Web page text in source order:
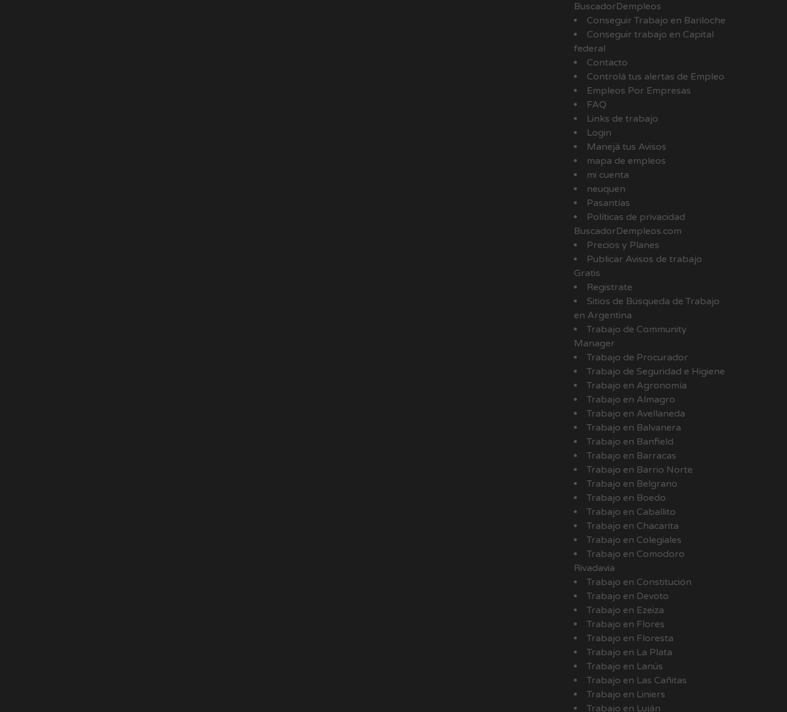
BuscadorDempleos
Conseguir Trabajo en Bariloche
Conseguir trabajo en Capital
federal
Contacto
Controlá tus alertas de Empleo
Empleos Por Empresas
FAQ
Links de trabajo
Login
Manejá tus Avisos
mapa de empleos
mi cuenta
neuquen
Pasantías
Políticas de privacidad
BuscadorDempleos.com
Precios y Planes
Publicar Avisos de trabajo
Gratis
Registrate
Sitios de Búsqueda de Trabajo
en Argentina
Trabajo de Community
Manager
Trabajo de Procurador
Trabajo de Seguridad e Higiene
Trabajo en Agronomía
Trabajo en Almagro
Trabajo en Avellaneda
Trabajo en Balvanera
Trabajo en Banfield
Trabajo en Barracas
Trabajo en Barrio Norte
Trabajo en Belgrano
Trabajo en Boedo
Trabajo en Caballito
Trabajo en Chacarita
Trabajo en Colegiales
Trabajo en Comodoro
Rivadavia
Trabajo en Constitución
Trabajo en Devoto
Trabajo en Ezeiza
Trabajo en Flores
Trabajo en Floresta
Trabajo en La Plata
Trabajo en Lanús
Trabajo en Las Cañitas
Trabajo en Liniers
Trabajo en Luján